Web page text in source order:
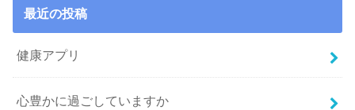
最近の投稿
健康アプリ
心豊かに過ごしていますか